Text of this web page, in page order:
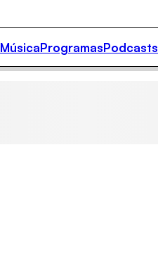
MúsicaProgramasPodcasts